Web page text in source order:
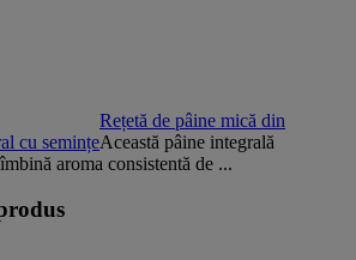
Rețetă de pâine mică din
cu semințeAceastă pâine integrală
aroma consistentă de ...